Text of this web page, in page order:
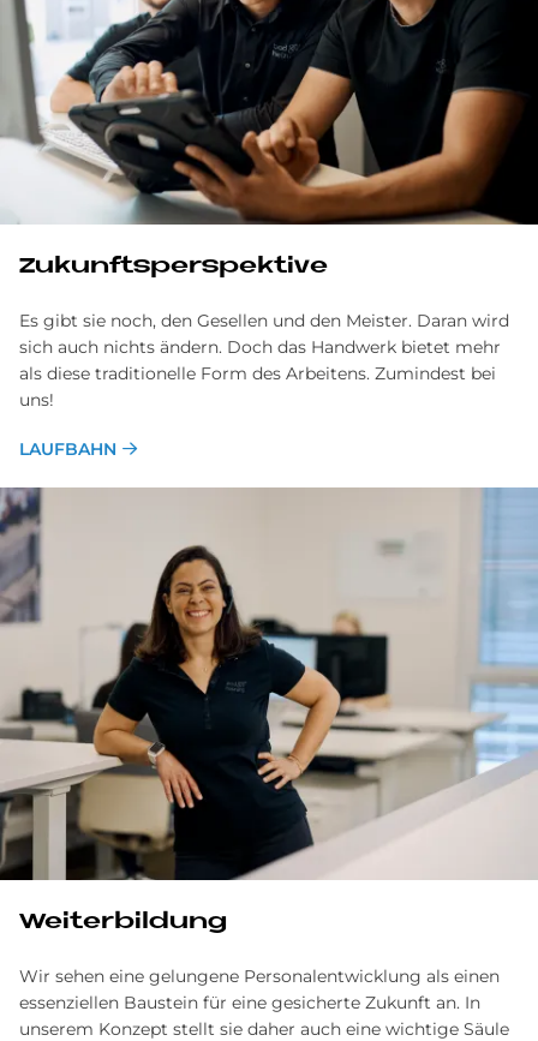
Zukunftsperspektive
Es gibt sie noch, den Gesellen und den Meister. Daran wird
sich auch nichts ändern. Doch das Handwerk bietet mehr
als diese traditionelle Form des Arbeitens. Zumindest bei
uns!
LAUFBAHN
Weiterbildung
Wir sehen eine gelungene Personalentwicklung als einen
essenziellen Baustein für eine gesicherte Zukunft an. In
unserem Konzept stellt sie daher auch eine wichtige Säule